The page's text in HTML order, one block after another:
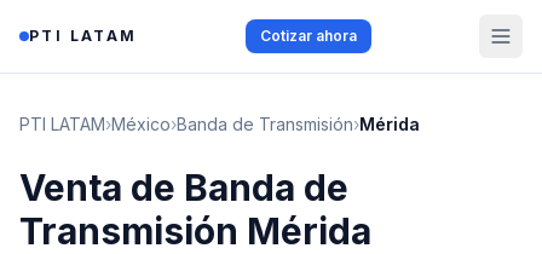
PTI LATAM Cotizar ahora
PTI LATAM›México›Banda de Transmisión›Mérida
Venta de Banda de
Transmisión Mérida